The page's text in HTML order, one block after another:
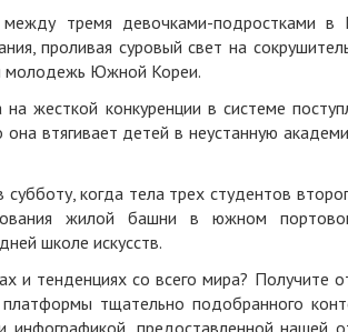
тремя девочками-подростками в
проливая суровый свет на
молодежь Южной Кореи.
жесткой конкуренции в системе
втягивает детей в неустанную
когда тела трех студентов
жилой башни в южном
школе искусств.
и тенденциях со всего мира? Получите
тщательно подобранного
предоставленной нашей